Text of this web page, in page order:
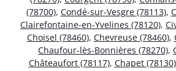
(78700), Condé-sur-Vesgre (78113),
Clairefontaine-en-Yvelines (78120),
Choisel (78460), Chevreuse (78460),
Chaufour-lès-Bonnières (78270),
Châteaufort (78117), Chapet (78130)